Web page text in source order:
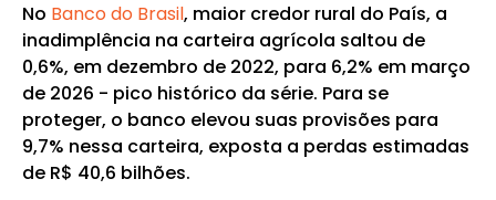
No Banco do Brasil, maior credor rural do País, a
inadimplência na carteira agrícola saltou de
0,6%, em dezembro de 2022, para 6,2% em março
de 2026 - pico histórico da série. Para se
proteger, o banco elevou suas provisões para
9,7% nessa carteira, exposta a perdas estimadas
de R$ 40,6 bilhões.